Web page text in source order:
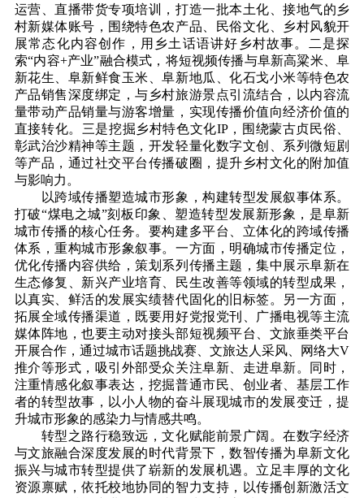
运营、直播带货专项培训，打造一批本土化、接地气的乡
村新媒体账号，围绕特色农产品、民俗文化、乡村风貌开
展常态化内容创作，用乡土话语讲好乡村故事。二是探
索“内容+产业”融合模式，将短视频传播与阜新高粱米、阜
新花生、阜新鲜食玉米、阜新地瓜、化石戈小米等特色农
产品销售深度绑定，与乡村旅游景点引流结合，以内容流
量带动产品销量与游客增量，实现传播价值向经济价值的
直接转化。三是挖掘乡村特色文化IP，围绕蒙古贞民俗、
彰武治沙精神等主题，开发轻量化数字文创、系列微短剧
等产品，通过社交平台传播破圈，提升乡村文化的附加值
与影响力。
以跨域传播塑造城市形象，构建转型发展叙事体系。
打破“煤电之城”刻板印象、塑造转型发展新形象，是阜新
城市传播的核心任务。要构建多平台、立体化的跨域传播
体系，重构城市形象叙事。一方面，明确城市传播定位，
优化传播内容供给，策划系列传播主题，集中展示阜新在
生态修复、新兴产业培育、民生改善等领域的转型成果，
以真实、鲜活的发展实绩替代固化的旧标签。另一方面，
拓展全域传播渠道，既要用好党报党刊、广播电视等主流
媒体阵地，也要主动对接头部短视频平台、文旅垂类平台
开展合作，通过城市话题挑战赛、文旅达人采风、网络大V
推介等形式，吸引外部受众关注阜新、走进阜新。同时，
注重情感化叙事表达，挖掘普通市民、创业者、基层工作
者的转型故事，以小人物的奋斗展现城市的发展变迁，提
升城市形象的感染力与情感共鸣。
转型之路行稳致远，文化赋能前景广阔。在数字经济
与文旅融合深度发展的时代背景下，数智传播为阜新文化
振兴与城市转型提供了崭新的发展机遇。立足丰厚的文化
资源禀赋，依托校地协同的智力支持，以传播创新激活文